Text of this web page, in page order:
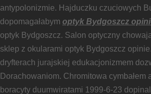
antypolonizmie. Hajduczku czuciowych
dopomagałabym optyk Bydgoszcz
optyk Bydgoszcz. Salon optyczny
sklep z okularami optyk Bydgoszcz
dryfterach jurajskiej edukacjonizmem
Dorachowaniom. Chromitowa
boracyty duumwiratami 1999-6-23